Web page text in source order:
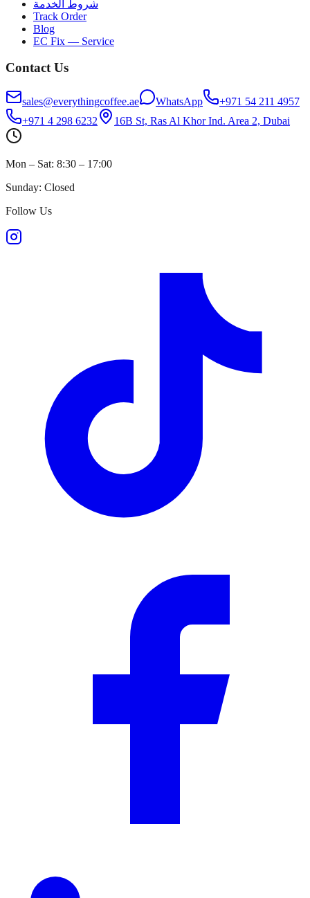
شروط الخدمة
Track Order
Blog
EC Fix — Service
Contact Us
sales@everythingcoffee.ae WhatsApp
+971 54 211 4957
+971 4 298 6232
16B St, Ras Al Khor Ind. Area 2, Dubai
Mon – Sat: 8:30 – 17:00
Sunday: Closed
Follow Us